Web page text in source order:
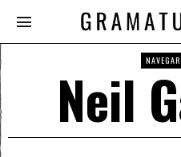
Neil